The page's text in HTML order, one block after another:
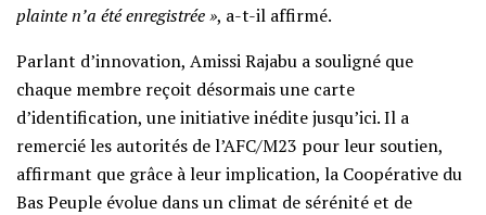
plainte n’a été enregistrée », a-t-il affirmé.
Parlant d’innovation, Amissi Rajabu a souligné que
chaque membre reçoit désormais une carte
d’identification, une initiative inédite jusqu’ici. Il a
remercié les autorités de l’AFC/M23 pour leur soutien,
affirmant que grâce à leur implication, la Coopérative du
Bas Peuple évolue dans un climat de sérénité et de